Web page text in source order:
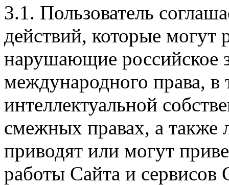
3.1. Пользователь
действий, которые могут
нарушающие российское
международного права, в
интеллектуальной
смежных правах, а также
приводят или могут
работы Сайта и сервисов